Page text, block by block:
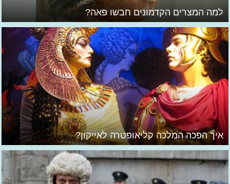
למה המצרים הקדמונים חבשו פאה?
איך הפכה המלכה קליאופטרה לאייקון?